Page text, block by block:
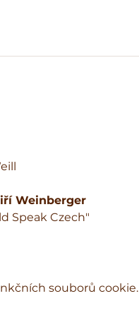
Weinberger
Speak Czech"
souborů cookie.